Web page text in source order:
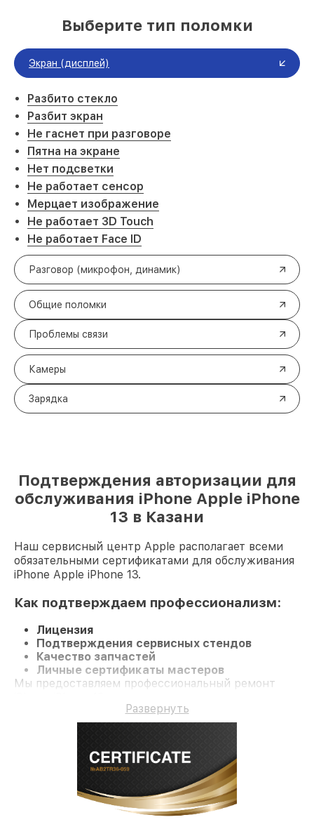
Выберите тип поломки
Экран (дисплей)
Разбито стекло
Разбит экран
Не гаснет при разговоре
Пятна на экране
Нет подсветки
Не работает сенсор
Мерцает изображение
Не работает 3D Touch
Не работает Face ID
Разговор (микрофон, динамик)
Общие поломки
Проблемы связи
Камеры
Зарядка
Подтверждения авторизации для
обслуживания iPhone Apple iPhone
13 в Казани
Наш сервисный центр Apple располагает всеми
обязательными сертификатами для обслуживания
iPhone Apple iPhone 13.
Как подтверждаем профессионализм:
Лицензия
Подтверждения сервисных стендов
Качество запчастей
Личные сертификаты мастеров
Мы предоставляем профессиональный ремонт
Развернуть